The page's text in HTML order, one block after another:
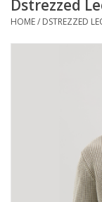
Dstrezzed
HOME/ DSTREZZED